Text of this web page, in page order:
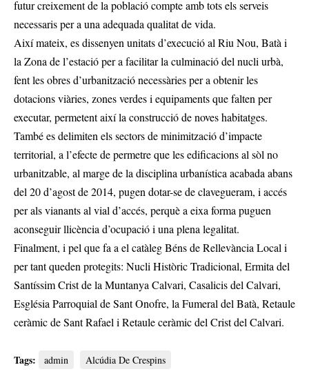
futur creixement de la població compte amb tots els serveis
necessaris per a una adequada qualitat de vida.
Així mateix, es dissenyen unitats d’execució al Riu Nou, Batà i
la Zona de l’estació per a facilitar la culminació del nucli urbà,
fent les obres d’urbanització necessàries per a obtenir les
dotacions viàries, zones verdes i equipaments que falten per
executar, permetent així la construcció de noves habitatges.
També es delimiten els sectors de minimització d’impacte
territorial, a l’efecte de permetre que les edificacions al sòl no
urbanitzable, al marge de la disciplina urbanística acabada abans
del 20 d’agost de 2014, pugen dotar-se de clavegueram, i accés
per als vianants al vial d’accés, perquè a eixa forma puguen
aconseguir llicència d’ocupació i una plena legalitat.
Finalment, i pel que fa a el catàleg Béns de Rellevància Local i
per tant queden protegits: Nucli Històric Tradicional, Ermita del
Santíssim Crist de la Muntanya Calvari, Casalicis del Calvari,
Església Parroquial de Sant Onofre, la Fumeral del Batà, Retaule
ceràmic de Sant Rafael i Retaule ceràmic del Crist del Calvari.
Tags: admin Alcúdia De Crespins